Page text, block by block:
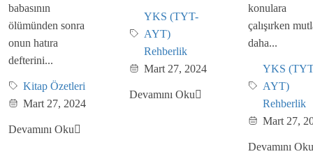
babasının
ölümünden sonra
onun hatıra
defterini...
Kitap Özetleri
Mart 27, 2024
Devamını Oku
YKS (TYT-
AYT)
Rehberlik
Mart 27, 2024
Devamını Oku
konulara
çalışırken
daha...
YKS
AYT)
Rehberlik
Mart 27,
Devamını Oku